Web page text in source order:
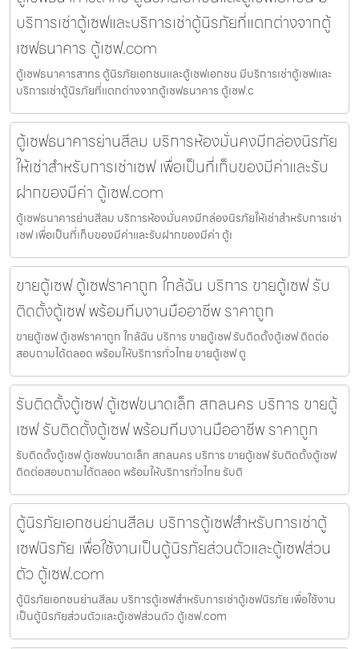
บริการเช่าตู้เซฟและบริการเช่าตู้นิรภัยที่แตกต่างจากตู้
เซฟธนาคาร ตู้เซฟ.com
ตู้เซฟธนาคารสาทร ตู้นิรภัยเอกชนและตู้เซฟเอกชน มีบริการเช่าตู้เซฟและ
บริการเช่าตู้นิรภัยที่แตกต่างจากตู้เซฟธนาคาร ตู้เซฟ.c
ตู้เซฟธนาคารย่านสีลม บริการห้องมั่นคงมีกล่องนิรภัย
ให้เช่าสำหรับการเช่าเซฟ เพื่อเป็นที่เก็บของมีค่าและรับ
ฝากของมีค่า ตู้เซฟ.com
ตู้เซฟธนาคารย่านสีลม บริการห้องมั่นคงมีกล่องนิรภัยให้เช่าสำหรับการเช่า
เซฟ เพื่อเป็นที่เก็บของมีค่าและรับฝากของมีค่า ตู้เ
ขายตู้เซฟ ตู้เซฟราคาถูก ใกล้ฉัน บริการ ขายตู้เซฟ รับ
ติดตั้งตู้เซฟ พร้อมทีมงานมืออาชีพ ราคาถูก
ขายตู้เซฟ ตู้เซฟราคาถูก ใกล้ฉัน บริการ ขายตู้เซฟ รับติดตั้งตู้เซฟ ติดต่อ
สอบถามได้ตลอด พร้อมให้บริการทั่วไทย ขายตู้เซฟ ตู
รับติดตั้งตู้เซฟ ตู้เซฟขนาดเล็ก สกลนคร บริการ ขายตู้
เซฟ รับติดตั้งตู้เซฟ พร้อมทีมงานมืออาชีพ ราคาถูก
รับติดตั้งตู้เซฟ ตู้เซฟขนาดเล็ก สกลนคร บริการ ขายตู้เซฟ รับติดตั้งตู้เซฟ
ติดต่อสอบถามได้ตลอด พร้อมให้บริการทั่วไทย รับติ
ตู้นิรภัยเอกชนย่านสีลม บริการตู้เซฟสำหรับการเช่าตู้
เซฟนิรภัย เพื่อใช้งานเป็นตู้นิรภัยส่วนตัวและตู้เซฟส่วน
ตัว ตู้เซฟ.com
ตู้นิรภัยเอกชนย่านสีลม บริการตู้เซฟสำหรับการเช่าตู้เซฟนิรภัย เพื่อใช้งาน
เป็นตู้นิรภัยส่วนตัวและตู้เซฟส่วนตัว ตู้เซฟ.com